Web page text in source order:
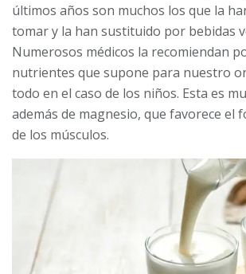
últimos años son muchos los que la
tomar y la han sustituido por bebidas
Numerosos médicos la recomiendan
nutrientes que supone para nuestro
todo en el caso de los niños. Esta es
además de magnesio, que favorece el
de los músculos.